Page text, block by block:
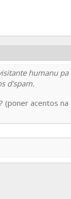
humanu pa
d'spam.
(poner acentos na